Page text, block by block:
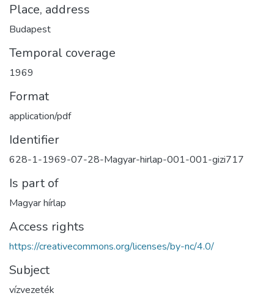
Place, address
Budapest
Temporal coverage
1969
Format
application/pdf
Identifier
628-1-1969-07-28-Magyar-hirlap-001-001-gizi717
Is part of
Magyar hírlap
Access rights
https://creativecommons.org/licenses/by-nc/4.0/
Subject
vízvezeték